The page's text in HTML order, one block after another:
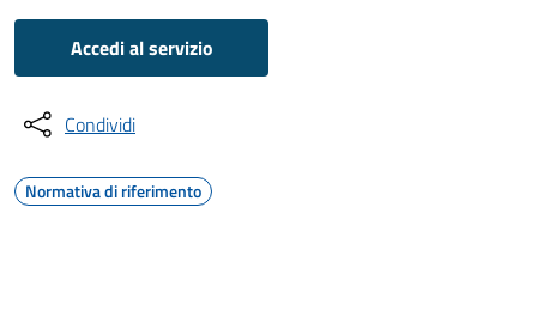
Accedi al servizio
Condividi
Normativa di riferimento